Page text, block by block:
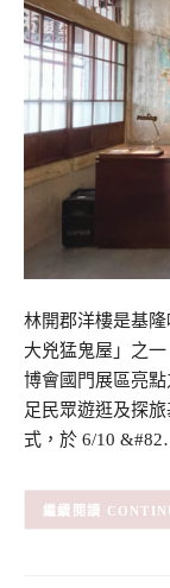
林開郡洋樓是基
大兇猛鬼屋」之
博會國門展區亮
足民眾遊逛及探
式，於 6/10